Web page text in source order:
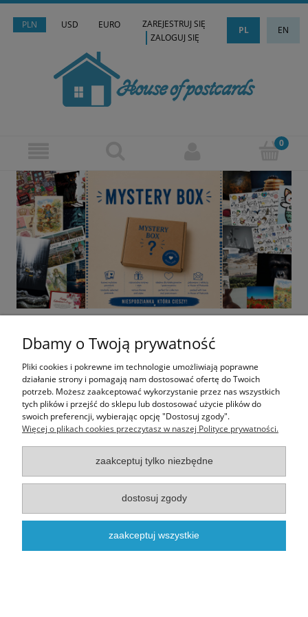
PLN USD EURO PL EN
ZAREJESTRUJ SIĘ
ZALOGUJ SIĘ
Informacje
Moje konto
O nas
Realizacja - onisoft.pl|Sklep internetowy shoper
pokaż pełną wersję strony
Dbamy o Twoją prywatność
Pliki cookies i pokrewne im technologie umożliwiają poprawne
działanie strony i pomagają nam dostosować ofertę do Twoich
potrzeb. Możesz zaakceptować wykorzystanie przez nas wszystkich
tych plików i przejść do sklepu lub dostosować użycie plików do
swoich preferencji, wybierając opcję "Dostosuj zgody".
Więcej o plikach cookies przeczytasz w naszej Polityce prywatności.
zaakceptuj tylko niezbędne
dostosuj zgody
zaakceptuj wszystkie